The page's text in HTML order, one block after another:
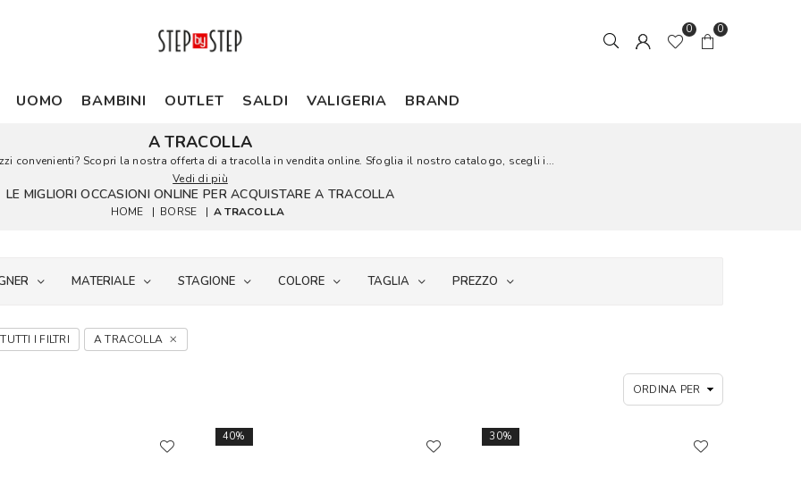
0 0
UOMO BAMBINI OUTLET SALDI VALIGERIA BRAND
A TRACOLLA
convenienti? Scopri la nostra offerta di a tracolla in vendita online. Sfoglia il nostro catalogo, scegli i...
Vedi di più
LE MIGLIORI OCCASIONI ONLINE PER ACQUISTARE A TRACOLLA
HOME | BORSE | A TRACOLLA
MATERIALE STAGIONE COLORE TAGLIA PREZZO
I FILTRI A TRACOLLA
40% 30%